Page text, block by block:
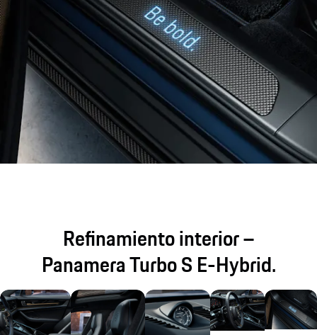
Refinamiento interior –
Panamera Turbo S E-Hybrid.